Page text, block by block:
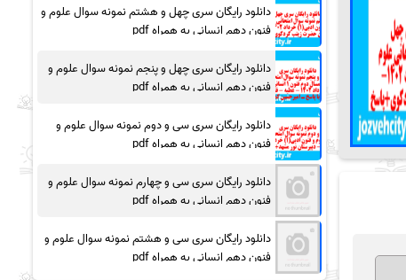
دانلود رایگان سری چهل و هشتم نمونه سوال علوم و
فنون دهم انسانی به همراه pdf
دانلود رایگان سری چهل و پنجم نمونه سوال علوم و
فنون دهم انسانی به همراه pdf
دانلود رایگان سری سی و دوم نمونه سوال علوم و
فنون دهم انسانی به همراه pdf
دانلود رایگان سری سی و چهارم نمونه سوال علوم و
فنون دهم انسانی به همراه pdf
دانلود رایگان سری سی و هشتم نمونه سوال علوم و
فنون دهم انسانی به همراه pdf